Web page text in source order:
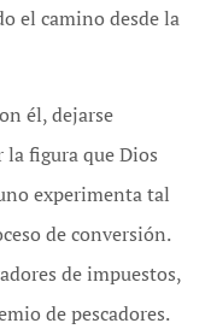
el camino desde la
él, dejarse
la figura que Dios
experimenta tal
de conversión.
de impuestos,
de pescadores.